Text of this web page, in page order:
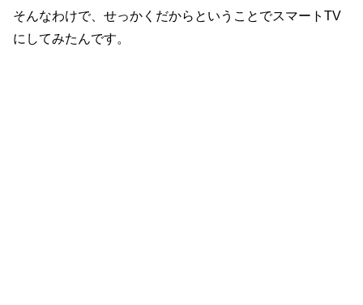
そんなわけで、せっかくだからということでスマートTV
にしてみたんです。